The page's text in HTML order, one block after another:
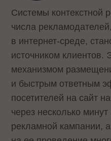
Системы контекстной
числа
в интернет-среде,
источником клиентов.
механизмом
и быстрым ответным
посетителей на сайт
через несколько
рекламной кампании,